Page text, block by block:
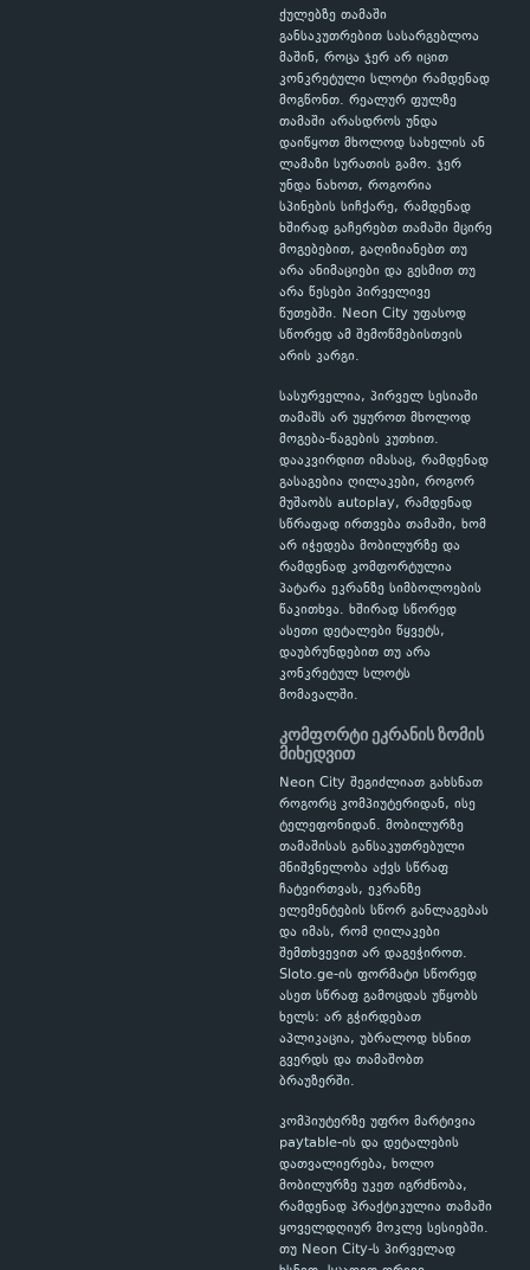
ქულებზე თამაში
განსაკუთრებით სასარგებლოა
მაშინ, როცა ჯერ არ იცით
კონკრეტული სლოტი რამდენად
მოგწონთ. რეალურ ფულზე
თამაში არასდროს უნდა
დაიწყოთ მხოლოდ სახელის ან
ლამაზი სურათის გამო. ჯერ
უნდა ნახოთ, როგორია
სპინების სიჩქარე, რამდენად
ხშირად გაჩერებთ თამაში მცირე
მოგებებით, გაღიზიანებთ თუ
არა ანიმაციები და გესმით თუ
არა წესები პირველივე
წუთებში. Neon City უფასოდ
სწორედ ამ შემოწმებისთვის
არის კარგი.
სასურველია, პირველ სესიაში
თამაშს არ უყუროთ მხოლოდ
მოგება-წაგების კუთხით.
დააკვირდით იმასაც, რამდენად
გასაგებია ღილაკები, როგორ
მუშაობს autoplay, რამდენად
სწრაფად ირთვება თამაში, ხომ
არ იჭედება მობილურზე და
რამდენად კომფორტულია
პატარა ეკრანზე სიმბოლოების
წაკითხვა. ხშირად სწორედ
ასეთი დეტალები წყვეტს,
დაუბრუნდებით თუ არა
კონკრეტულ სლოტს
მომავალში.
კომფორტი ეკრანის ზომის
მიხედვით
Neon City შეგიძლიათ გახსნათ
როგორც კომპიუტერიდან, ისე
ტელეფონიდან. მობილურზე
თამაშისას განსაკუთრებული
მნიშვნელობა აქვს სწრაფ
ჩატვირთვას, ეკრანზე
ელემენტების სწორ განლაგებას
და იმას, რომ ღილაკები
შემთხვევით არ დაგეჭიროთ.
Sloto.ge-ის ფორმატი სწორედ
ასეთ სწრაფ გამოცდას უწყობს
ხელს: არ გჭირდებათ
აპლიკაცია, უბრალოდ ხსნით
გვერდს და თამაშობთ
ბრაუზერში.
კომპიუტერზე უფრო მარტივია
paytable-ის და დეტალების
დათვალიერება, ხოლო
მობილურზე უკეთ იგრძნობა,
რამდენად პრაქტიკულია თამაში
ყოველდღიურ მოკლე სესიებში.
თუ Neon City-ს პირველად